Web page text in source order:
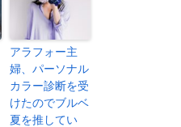
アラフォー主
婦、パーソナル
カラー診断を受
けたのでブルベ
夏を推してい